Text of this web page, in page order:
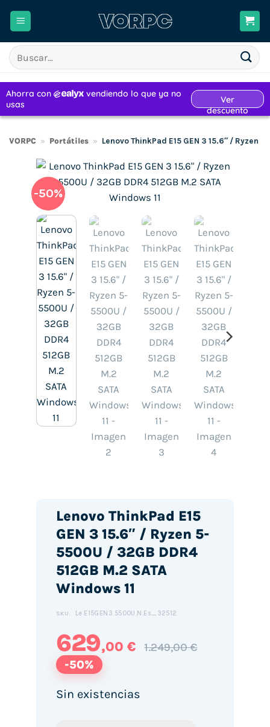
Buscar
por:
VORPC » Portátiles » Lenovo ThinkPad E15 GEN 3 15.6″ / Ryzen
-50%
Lenovo ThinkPad E15
GEN 3 15.6″ / Ryzen 5-
5500U / 32GB DDR4
512GB M.2 SATA
Windows 11
SKU: Le.E15GEN3.5500U.N.Es_32512
629,00 € 1.249,00 €
-50%
Sin existencias